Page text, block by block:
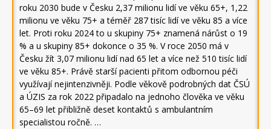
roku 2030 bude v Česku 2,37 milionu lidí ve věku 65+, 1,22
milionu ve věku 75+ a téměř 287 tisíc lidí ve věku 85 a více
let. Proti roku 2024 to u skupiny 75+ znamená nárůst o 19
% a u skupiny 85+ dokonce o 35 %. V roce 2050 má v
Česku žít 3,07 milionu lidí nad 65 let a více než 510 tisíc lidí
ve věku 85+. Právě starší pacienti přitom odbornou péči
využívají nejintenzivněji. Podle věkově podrobných dat ČSÚ
a ÚZIS za rok 2022 připadalo na jednoho člověka ve věku
65–69 let přibližně deset kontaktů s ambulantním
specialistou ročně. …